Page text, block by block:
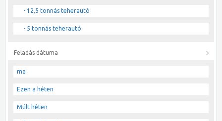
- 12,5 tonnás teherautó
- 5 tonnás teherautó
Feladás dátuma
ma
Ezen a héten
Múlt héten